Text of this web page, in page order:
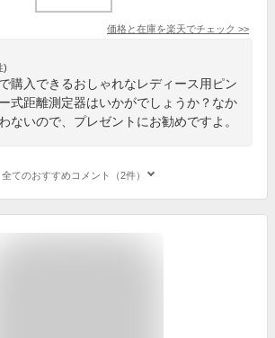
価格と在庫を楽天でチェック >>
)
購入できるおしゃれなレディース用ピン
式距離測定器はいかがでしょうか？なか
ないので、プレゼントにお勧めですよ。
全てのおすすめコメント（2件）